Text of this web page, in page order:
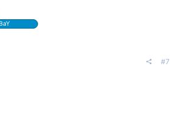
BaY
#7